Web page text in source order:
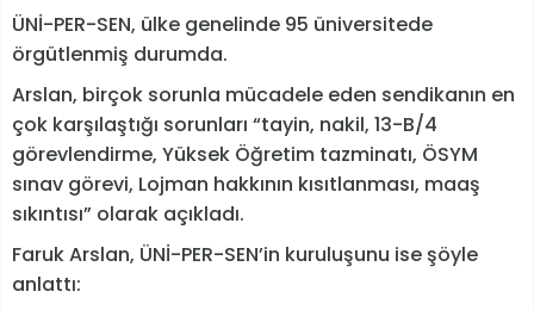
ÜNİ-PER-SEN, ülke genelinde 95 üniversitede
örgütlenmiş durumda.
Arslan, birçok sorunla mücadele eden sendikanın en
çok karşılaştığı sorunları “tayin, nakil, 13-B/4
görevlendirme, Yüksek Öğretim tazminatı, ÖSYM
sınav görevi, Lojman hakkının kısıtlanması, maaş
sıkıntısı” olarak açıkladı.
Faruk Arslan, ÜNİ-PER-SEN’in kuruluşunu ise şöyle
anlattı: